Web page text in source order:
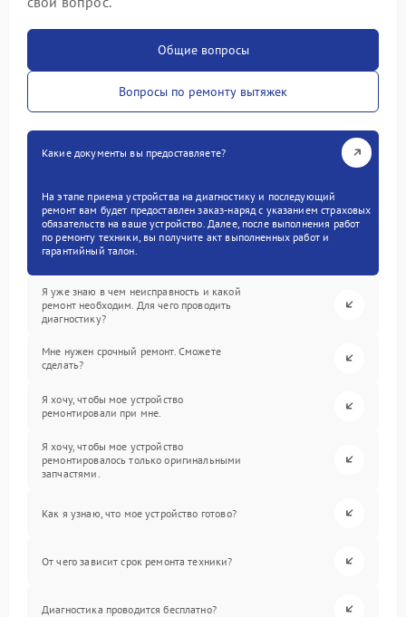
Общие вопросы
Вопросы по ремонту вытяжек
Какие документы вы предоставляете?
На этапе приема устройства на диагностику и последующий
ремонт вам будет предоставлен заказ-наряд с указанием страховых
обязательств на ваше устройство. Далее, после выполнения работ
по ремонту техники, вы получите акт выполненных работ и
гарантийный талон.
Я уже знаю в чем неисправность и какой
ремонт необходим. Для чего проводить
диагностику?
Мне нужен срочный ремонт. Сможете
сделать?
Я хочу, чтобы мое устройство
ремонтировали при мне.
Я хочу, чтобы мое устройство
ремонтировалось только оригинальными
запчастями.
Как я узнаю, что мое устройство готово?
От чего зависит срок ремонта техники?
Диагностика проводится бесплатно?